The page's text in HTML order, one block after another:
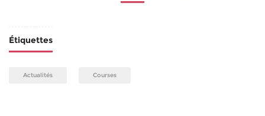
Étiquettes
Actualités Courses